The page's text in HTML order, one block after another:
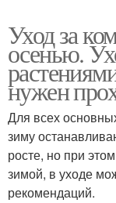
Уход за
осенью.
нужен
Для всех
зиму
росте, но при
зимой, в уходе
рекомендаций.